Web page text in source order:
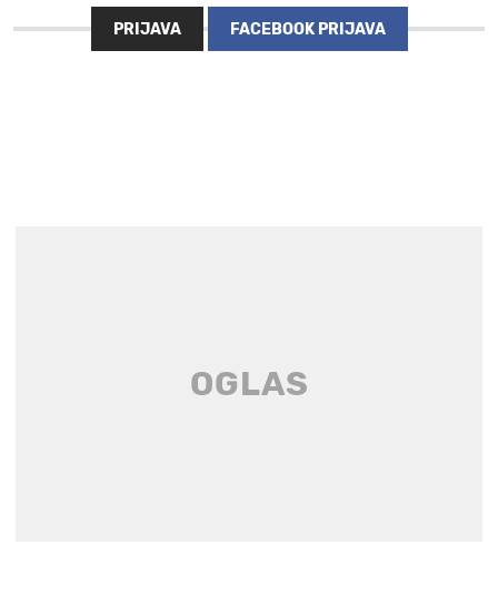
PRIJAVA FACEBOOK PRIJAVA